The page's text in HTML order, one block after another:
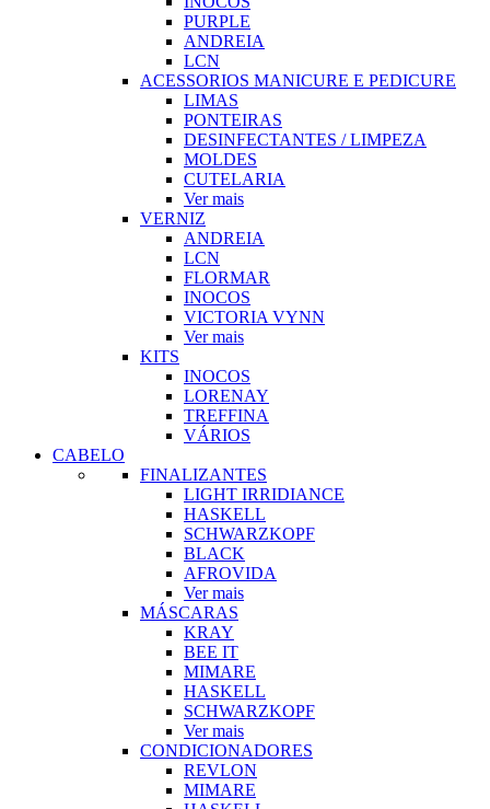
PURPLE
ANDREIA
LCN
ACESSORIOS MANICURE E PEDICURE
LIMAS
PONTEIRAS
DESINFECTANTES / LIMPEZA
MOLDES
CUTELARIA
Ver mais
VERNIZ
ANDREIA
LCN
FLORMAR
INOCOS
VICTORIA VYNN
Ver mais
KITS
INOCOS
LORENAY
TREFFINA
VÁRIOS
CABELO
FINALIZANTES
LIGHT IRRIDIANCE
HASKELL
SCHWARZKOPF
BLACK
AFROVIDA
Ver mais
MÁSCARAS
KRAY
BEE IT
MIMARE
HASKELL
SCHWARZKOPF
Ver mais
CONDICIONADORES
REVLON
MIMARE